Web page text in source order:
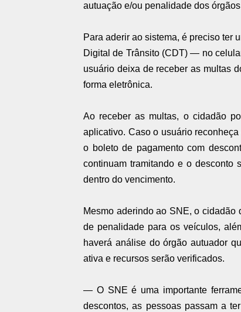
autuação e/ou penalidade dos
Para aderir ao sistema, é preciso ter
Digital de Trânsito (CDT) — no
usuário deixa de receber as multas
forma eletrônica.
Ao receber as multas, o cidadão
aplicativo. Caso o usuário
o boleto de pagamento com
continuam tramitando e o desconto
dentro do vencimento.
Mesmo aderindo ao SNE, o
de penalidade para os veículos,
haverá análise do órgão autuador
ativa e recursos serão verificados.
— O SNE é uma importante
descontos, as pessoas passam a